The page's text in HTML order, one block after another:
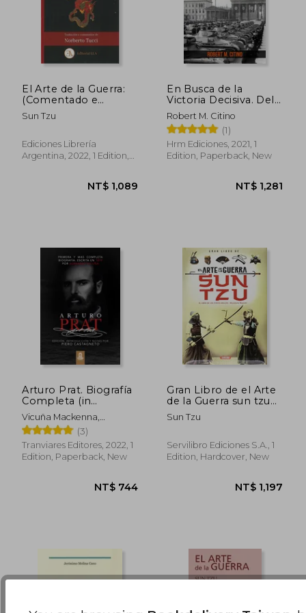
NT$
NT$ 1,229
El Arte de la Guerra:
(Comentado e
Ilustrado a Color): 36
(Estrategia Oriental)
Sun Tzu
Ediciones Librería
Argentina, 2022, 1 Edition,
En Busca de la
Victoria Decisiva. Del
Punto Muerto a la
Blitzkrieg en Europa,
1899-1940. (in
Spanish)
Robert M. Citino
(1)
Hrm Ediciones, 2021, 1
Edition, Paperback, New
Arturo Prat. Biografía
Completa (in
Spanish)
Vicuña Mackenna,
Bernardo
(3)
Tranviares Editores, 2022, 1
Edition, Paperback, New
Gran Libro de el Arte
de la Guerra sun tzu
(in Spanish)
Sun Tzu
Servilibro Ediciones S.A., 1
Edition, Hardcover, New